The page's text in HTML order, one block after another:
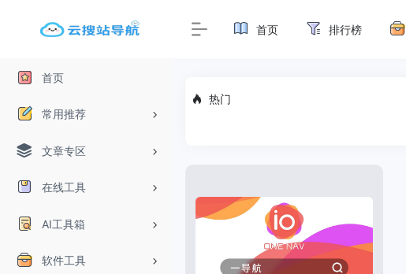
首页
常用推荐
文章专区
在线工具
AI工具箱
软件工具
首页 排行榜
热门